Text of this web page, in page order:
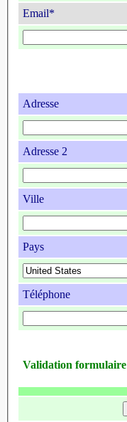
Email*
Adresse
Adresse 2
Ville
Pays
Téléphone
Validation formulaire